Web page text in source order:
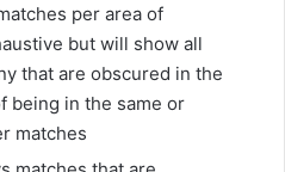
per area of
but will show all
that are obscured in the
being in the same or
matches